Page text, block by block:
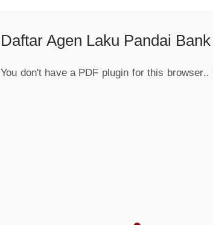
Daftar Agen Laku Pandai
You don't have a PDF plugin for this browser..